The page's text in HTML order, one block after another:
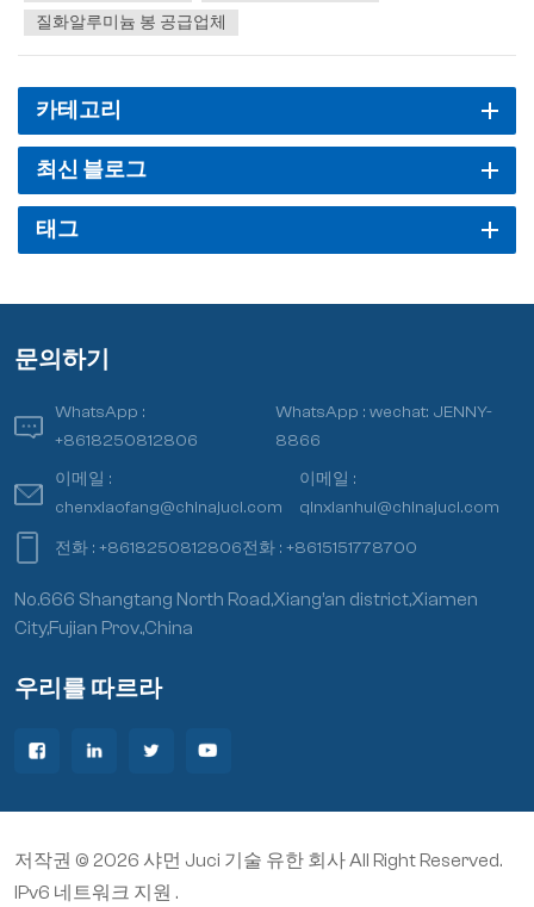
질화알루미늄 봉 공급업체
카테고리
최신 블로그
태그
문의하기
WhatsApp :
+8618250812806
WhatsApp :wechat: JENNY-
8866
이메일 :
chenxiaofang@chinajuci.com
이메일 :
qinxianhui@chinajuci.com
전화 :+8618250812806전화 :+8615151778700
No.666 Shangtang North Road,Xiang’an district,Xiamen
City,Fujian Prov.,China
우리를 따르라
저작권 © 2026 샤먼 Juci 기술 유한 회사 All Right Reserved.
IPv6 네트워크 지원 .